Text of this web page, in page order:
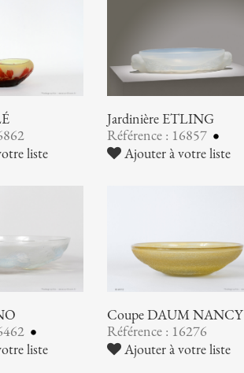
liste
Jardinière ETLING
Référence : 16857
Ajouter à votre liste
liste
Coupe DAUM NANCY
Référence : 16276
Ajouter à votre liste